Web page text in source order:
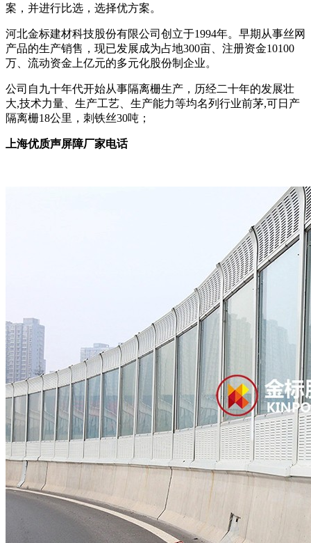
案，并进行比选，选择优方案。
河北金标建材科技股份有限公司创立于1994年。早期从事丝网
产品的生产销售，现已发展成为占地300亩、注册资金10100
万、流动资金上亿元的多元化股份制企业。
公司自九十年代开始从事隔离栅生产，历经二十年的发展壮
大,技术力量、生产工艺、生产能力等均名列行业前茅,可日产
隔离栅18公里，刺铁丝30吨；
上海优质声屏障厂家电话